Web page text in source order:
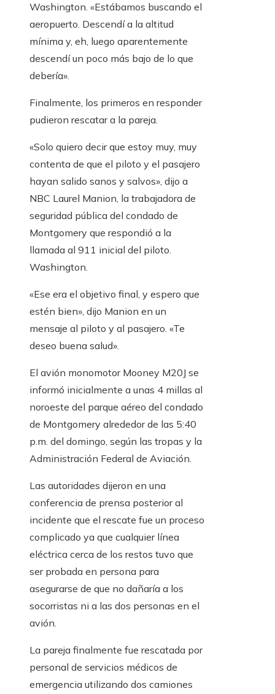
Washington. «Estábamos buscando el
aeropuerto. Descendí a la altitud
mínima y, eh, luego aparentemente
descendí un poco más bajo de lo que
debería».
Finalmente, los primeros en responder
pudieron rescatar a la pareja.
«Solo quiero decir que estoy muy, muy
contenta de que el piloto y el pasajero
hayan salido sanos y salvos», dijo a
NBC Laurel Manion, la trabajadora de
seguridad pública del condado de
Montgomery que respondió a la
llamada al 911 inicial del piloto.
Washington.
«Ese era el objetivo final, y espero que
estén bien», dijo Manion en un
mensaje al piloto y al pasajero. «Te
deseo buena salud».
El avión monomotor Mooney M20J se
informó inicialmente a unas 4 millas al
noroeste del parque aéreo del condado
de Montgomery alrededor de las 5:40
p.m. del domingo, según las tropas y la
Administración Federal de Aviación.
Las autoridades dijeron en una
conferencia de prensa posterior al
incidente que el rescate fue un proceso
complicado ya que cualquier línea
eléctrica cerca de los restos tuvo que
ser probada en persona para
asegurarse de que no dañaría a los
socorristas ni a las dos personas en el
avión.
La pareja finalmente fue rescatada por
personal de servicios médicos de
emergencia utilizando dos camiones